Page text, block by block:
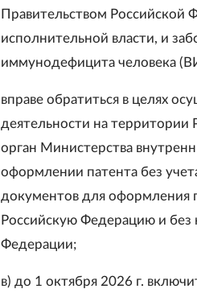
Правительством
исполнительной власти, и
иммунодефицита человека
вправе обратиться в целях
деятельности на
орган Министерства
оформлении патента без
документов для оформления
Российскую Федерацию и без
Федерации;
в) до 1 октября 2026 г.